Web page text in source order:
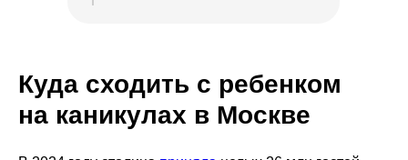
Куда сходить с ребенком
на каникулах в Москве